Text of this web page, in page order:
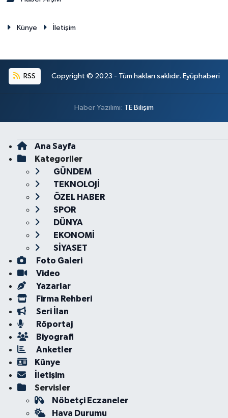
Künye İletişim
RSS Copyright © 2023 - Tüm hakları saklıdır. Eyüphaberi
Haber Yazılımı: TE Bilişim
Ana Sayfa
Kategoriler
GÜNDEM
TEKNOLOJİ
ÖZEL HABER
SPOR
DÜNYA
EKONOMİ
SİYASET
Foto Galeri
Video
Yazarlar
Firma Rehberi
Seri İlan
Röportaj
Biyografi
Anketler
Künye
İletişim
Servisler
Nöbetçi Eczaneler
Hava Durumu